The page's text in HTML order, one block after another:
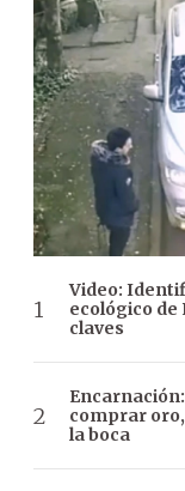
Video:
ecológico
claves
comprar
la boca